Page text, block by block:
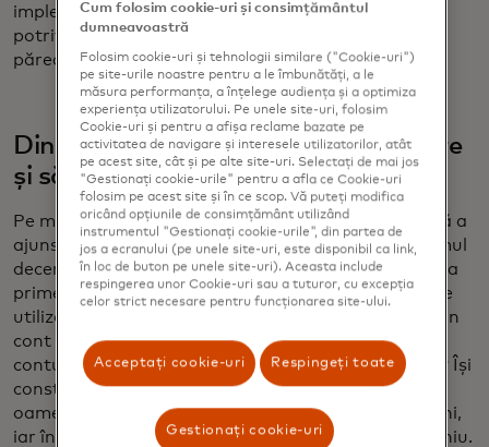
implementată cu guvernanța și parteneriatele
potrivite, poate elimina decalajele care odinioară
păreau insurmontabile.
Dincolo de acces: Securitate, utilizare
și sănătate financiară
Pe măsură ce mișcarea pentru incluziune financiară a
ajuns la maturitate, atenția noastră a evoluat. Primul
deceniu a fost în mare parte despre acces — oferirea
primelor conturi oamenilor. Acum ne concentrăm pe
utilizare, securitate și sănătate financiară. A avea un
cont este doar începutul. Folosesc oamenii aceste
conturi în mod regulat? Sunt tranzacțiile lor sigure? Își
construiesc reziliența financiară? Un miliard de
oameni s-au alăturat clasei de mijloc în ultimii 10 ani,
iar încă un miliard se vor alătura în următorul deceniu.
Cum folosim cookie-uri și consimțământul
dumneavoastră
Folosim cookie-uri și tehnologii similare ("Cookie-uri")
pe site-urile noastre pentru a le îmbunătăți, a le
măsura performanța, a înțelege audiența și a optimiza
experiența utilizatorului. Pe unele site-uri, folosim
Cookie-uri și pentru a afișa reclame bazate pe
activitatea de navigare și interesele utilizatorilor, atât
pe acest site, cât și pe alte site-uri. Selectați de mai jos
"Gestionați cookie-urile" pentru a afla ce Cookie-uri
folosim pe acest site și în ce scop. Vă puteți modifica
oricând opțiunile de consimțământ utilizând
instrumentul "Gestionați cookie-urile", din partea de
jos a ecranului (pe unele site-uri, este disponibil ca link,
în loc de buton pe unele site-uri). Aceasta include
respingerea unor Cookie-uri sau a tuturor, cu excepția
celor strict necesare pentru funcționarea site-ului.
Acceptați cookie-uri Respingeți toate
Gestionați cookie-uri